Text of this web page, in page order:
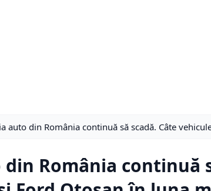
auto din România continuă să scadă. Câte
România continuă